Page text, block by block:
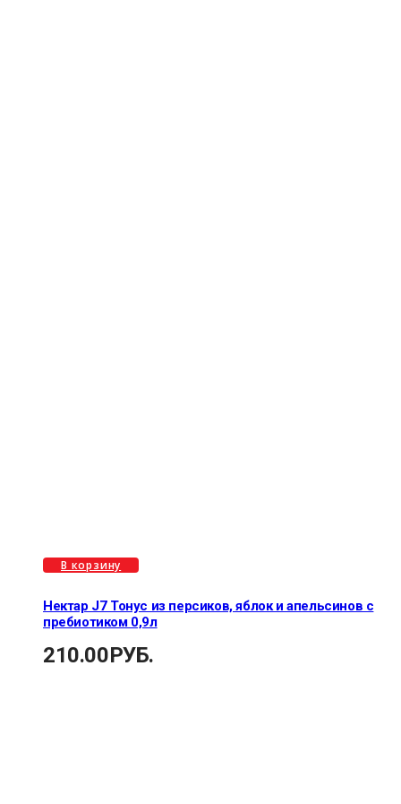
В корзину
Нектар J7 Тонус из персиков, яблок и апельсинов с
пребиотиком 0,9л
210.00РУБ.